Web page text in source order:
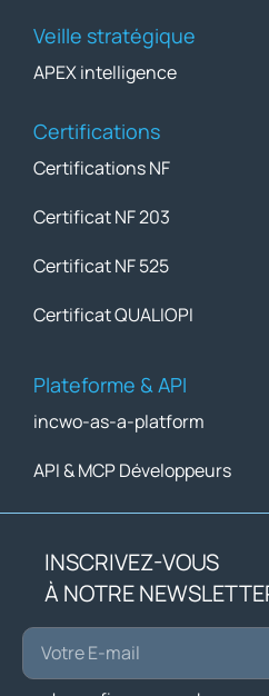
Veille stratégique
APEX intelligence
Certifications
Certifications NF
Certificat NF 203
Certificat NF 525
Certificat QUALIOPI
Plateforme & API
incwo-as-a-platform
API & MCP Développeurs
INSCRIVEZ-VOUS
À NOTRE